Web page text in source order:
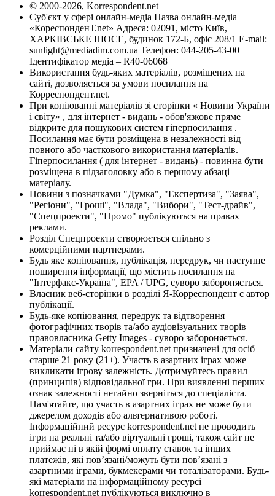
© 2000-2026, Korrespondent.net
Суб'єкт у сфері онлайн-медіа Назва онлайн-медіа –
«КореспонденТ.net» Адреса: 02091, місто Київ,
ХАРКІВСЬКЕ ШОСЕ, будинок 172-Б, офіс 208/1 E-mail:
sunlight@mediadim.com.ua Телефон: 044-205-43-00
Ідентифікатор медіа – R40-06068
Використання будь-яких матеріалів, розміщених на
сайті, дозволяється за умови посилання на
Корреспондент.net.
При копіюванні матеріалів зі сторінки « Новини України
і світу» , для інтернет - видань - обов'язкове пряме
відкрите для пошукових систем гіперпосилання .
Посилання має бути розміщена в незалежності від
повного або часткового використання матеріалів.
Гіперпосилання ( для інтернет - видань) - повинна бути
розміщена в підзаголовку або в першому абзаці
матеріалу.
Новини з позначками "Думка", "Експертиза", "Заява",
"Регіони", "Гроші", "Влада", "Вибори", "Тест-драйв",
"Спецпроекти", "Промо" публікуються на правах
реклами.
Розділ Спецпроекти створюється спільно з
комерційними партнерами.
Будь яке копіювання, публікація, передрук, чи наступне
поширення інформації, що містить посилання на
"Інтерфакс-Україна", EPA / UPG, суворо забороняється.
Власник веб-сторінки в розділі Я-Корреспондент є автор
публікації.
Будь-яке копіювання, передрук та відтворення
фотографічних творів та/або аудіовізуальних творів
правовласника Getty Images - суворо забороняється.
Матеріали сайту korrespondent.net призначені для осіб
старше 21 року (21+). Участь в азартних іграх може
викликати ігрову залежність. Дотримуйтесь правил
(принципів) відповідальної гри. При виявленні перших
ознак залежності негайно зверніться до спеціаліста.
Пам'ятайте, що участь в азартних іграх не може бути
джерелом доходів або альтернативою роботі.
Інформаційний ресурс korrespondent.net не проводить
ігри на реальні та/або віртуальні гроші, також сайт не
приймає ні в якій формі оплату ставок та інших
платежів, які пов’язані/можуть бути пов’язані з
азартними іграми, букмекерами чи тоталізаторами. Будь-
які матеріали на інформаційному ресурсі
korrespondent.net публікуються виключно в